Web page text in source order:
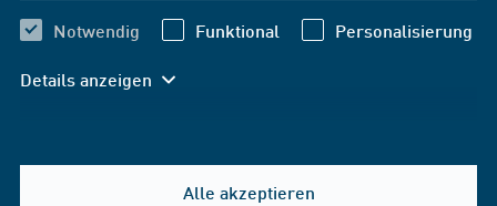
Notwendig Funktional Personalisierung
Details anzeigen
Alle akzeptieren